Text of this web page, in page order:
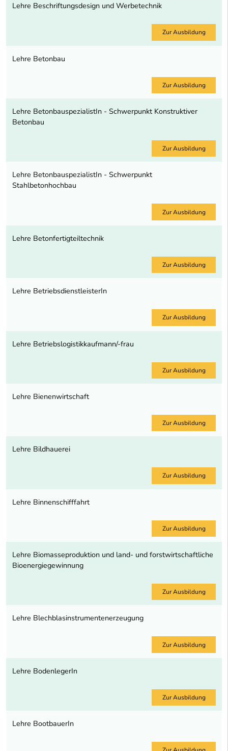
Lehre Beschriftungsdesign und Werbetechnik
Zur Ausbildung
Lehre Betonbau
Zur Ausbildung
Lehre BetonbauspezialistIn - Schwerpunkt Konstruktiver
Betonbau
Zur Ausbildung
Lehre BetonbauspezialistIn - Schwerpunkt
Stahlbetonhochbau
Zur Ausbildung
Lehre Betonfertigteiltechnik
Zur Ausbildung
Lehre BetriebsdienstleisterIn
Zur Ausbildung
Lehre Betriebslogistikkaufmann/-frau
Zur Ausbildung
Lehre Bienenwirtschaft
Zur Ausbildung
Lehre Bildhauerei
Zur Ausbildung
Lehre Binnenschifffahrt
Zur Ausbildung
Lehre Biomasseproduktion und land- und forstwirtschaftliche
Bioenergiegewinnung
Zur Ausbildung
Lehre Blechblasinstrumentenerzeugung
Zur Ausbildung
Lehre BodenlegerIn
Zur Ausbildung
Lehre BootbauerIn